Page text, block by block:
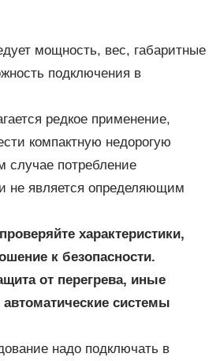
мощность, вес, габаритные
подключения в
редкое применение,
компактную недорогую
случае потребление
не является определяющим
характеристики,
к безопасности.
от перегрева, иные
системы
надо подключать в